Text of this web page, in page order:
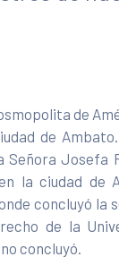
de
de
Señora Josefa
la ciudad de
concluyó la
de la
concluyó.